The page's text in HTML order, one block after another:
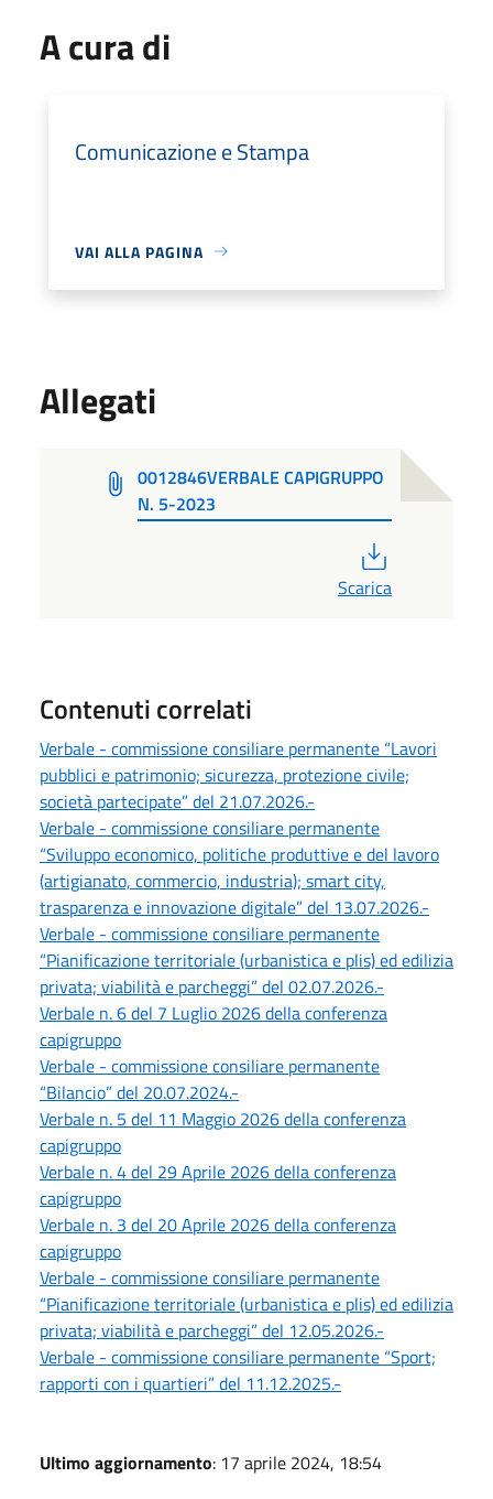
A cura di
Comunicazione e Stampa
VAI ALLA PAGINA
Allegati
0012846VERBALE CAPIGRUPPO
N. 5-2023
Scarica
Contenuti correlati
Verbale - commissione consiliare permanente “Lavori
pubblici e patrimonio; sicurezza, protezione civile;
società partecipate” del 21.07.2026.-
Verbale - commissione consiliare permanente
“Sviluppo economico, politiche produttive e del lavoro
(artigianato, commercio, industria); smart city,
trasparenza e innovazione digitale” del 13.07.2026.-
Verbale - commissione consiliare permanente
“Pianificazione territoriale (urbanistica e plis) ed edilizia
privata; viabilità e parcheggi” del 02.07.2026.-
Verbale n. 6 del 7 Luglio 2026 della conferenza
capigruppo
Verbale - commissione consiliare permanente
“Bilancio” del 20.07.2024.-
Verbale n. 5 del 11 Maggio 2026 della conferenza
capigruppo
Verbale n. 4 del 29 Aprile 2026 della conferenza
capigruppo
Verbale n. 3 del 20 Aprile 2026 della conferenza
capigruppo
Verbale - commissione consiliare permanente
“Pianificazione territoriale (urbanistica e plis) ed edilizia
privata; viabilità e parcheggi” del 12.05.2026.-
Verbale - commissione consiliare permanente “Sport;
rapporti con i quartieri” del 11.12.2025.-
Ultimo aggiornamento: 17 aprile 2024, 18:54